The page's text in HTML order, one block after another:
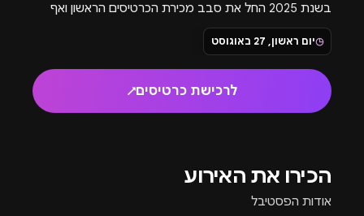
בשנת 2025 החל את סבב מכירת הכרטיסים הראשון ואף
עשה כבר סולד, מצורפים פרטים לכרטיסים.
◷יום ראשון, 27 באוגוסט
לרכישת כרטיסים↗
הכירו את האירוע
אודות הפסטיבל